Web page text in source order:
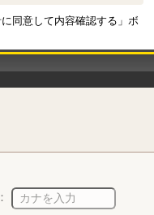
同意して内容確認する」ボ